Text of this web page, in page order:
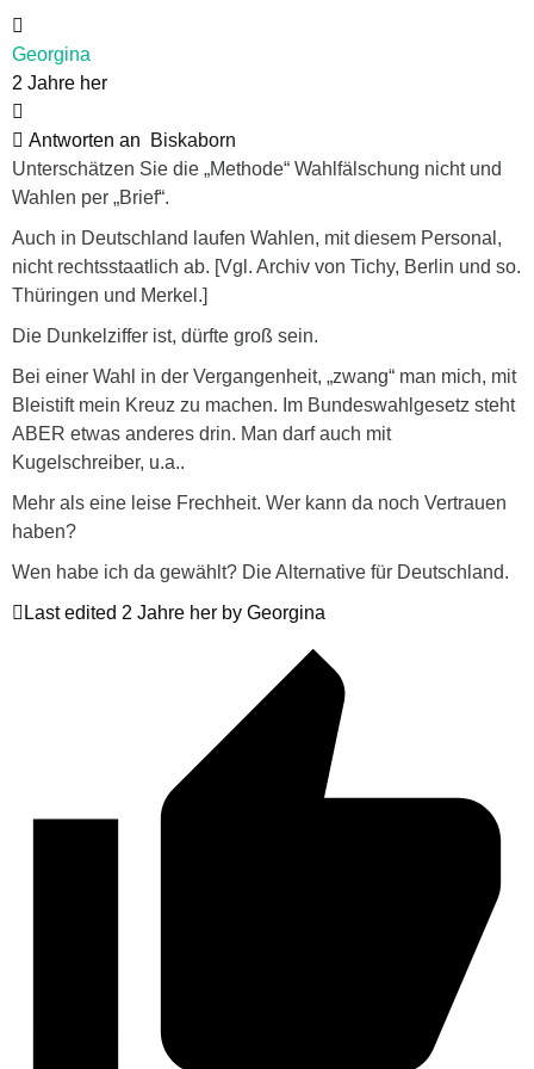
Georgina
2 Jahre her
Antworten an
Biskaborn
Unterschätzen Sie die „Methode“ Wahlfälschung nicht und
Wahlen per „Brief“.
Auch in Deutschland laufen Wahlen, mit diesem Personal,
nicht rechtsstaatlich ab. [Vgl. Archiv von Tichy, Berlin und so.
Thüringen und Merkel.]
Die Dunkelziffer ist, dürfte groß sein.
Bei einer Wahl in der Vergangenheit, „zwang“ man mich, mit
Bleistift mein Kreuz zu machen. Im Bundeswahlgesetz steht
ABER etwas anderes drin. Man darf auch mit
Kugelschreiber, u.a..
Mehr als eine leise Frechheit. Wer kann da noch Vertrauen
haben?
Wen habe ich da gewählt? Die Alternative für Deutschland.
Last edited 2 Jahre her by Georgina